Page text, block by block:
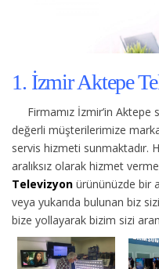
1. İzmir Aktepe
Firmamız İzmir’in
değerli müşterilerimize
servis hizmeti sunmaktadır.
aralıksız olarak hizmet
Televizyon ürününüzde bir
veya yukarıda bulunan biz
bize yollayarak bizim sizi